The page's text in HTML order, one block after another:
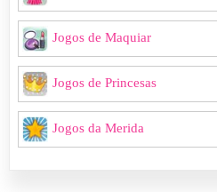
Jogos de Maquiar
Jogos de Princesas
Jogos da Merida